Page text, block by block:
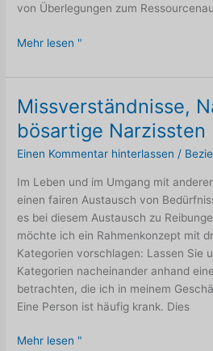
von Überlegungen zum
Umgang
Partnern
AuDHD
(Autismus
+
Mehr lesen "
Missverständnisse,
bösartige Narzissten
Einen Kommentar hinterlassen /
Im Leben und im Umgang mit
einen fairen Austausch von
es bei diesem Austausch zu
möchte ich ein Rahmenkonzept mit
Kategorien vorschlagen: Lassen Sie
Kategorien nacheinander anhand
betrachten, die ich in meinem
Eine Person ist häufig krank. Dies
Missverständnisse,
Mehr lesen "